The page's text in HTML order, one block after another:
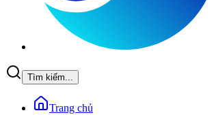
Tìm kiếm...
Trang chủ